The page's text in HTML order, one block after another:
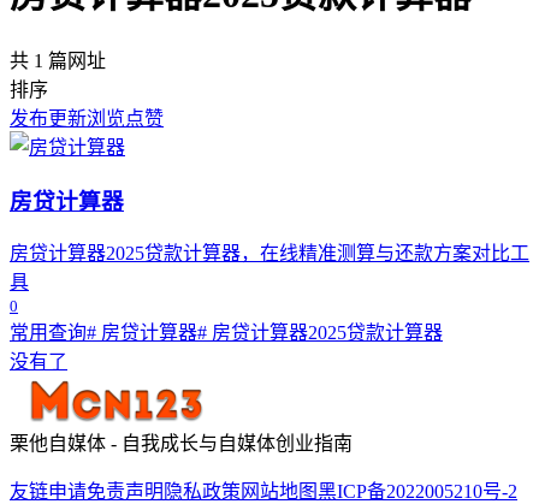
共 1 篇网址
排序
发布更新浏览点赞
房贷计算器
房贷计算器2025贷款计算器，在线精准测算与还款方案对比工
具
0
常用查询# 房贷计算器# 房贷计算器2025贷款计算器
没有了
栗他自媒体 - 自我成长与自媒体创业指南
友链申请免责声明 隐私政策 网站地图黑ICP备2022005210号-2